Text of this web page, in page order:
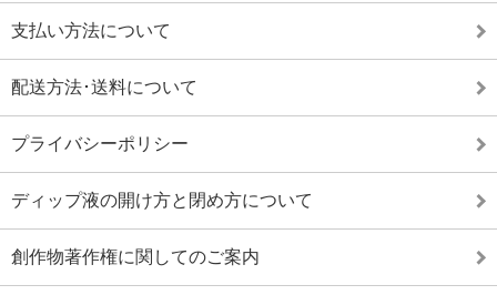
支払い方法について
配送方法･送料について
プライバシーポリシー
ディップ液の開け方と閉め方について
創作物著作権に関してのご案内